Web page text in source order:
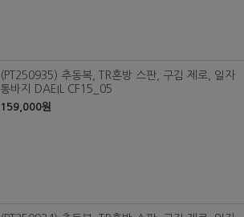
(PT250935) 추동복, TR혼방 스판, 구김 제로, 일자
통바지 DAEIL CF15_05
159,000원